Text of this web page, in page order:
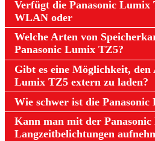
Verfügt die Panasonic Lumix
WLAN oder
Welche Arten von
Panasonic Lumix TZ5?
Gibt es eine Möglichkeit,
Lumix TZ5 extern zu laden?
Wie schwer ist die
Kann man mit der
Langzeitbelichtungen